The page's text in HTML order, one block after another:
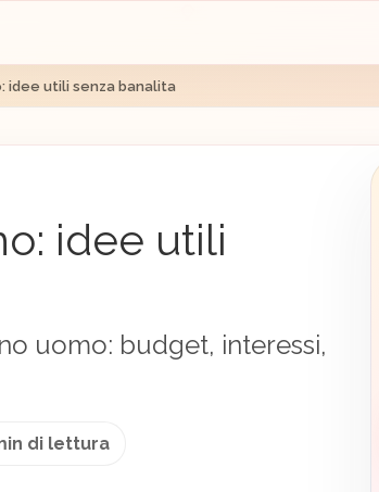
idee utili senza banalita
idee utili
uomo: budget, interessi,
di lettura